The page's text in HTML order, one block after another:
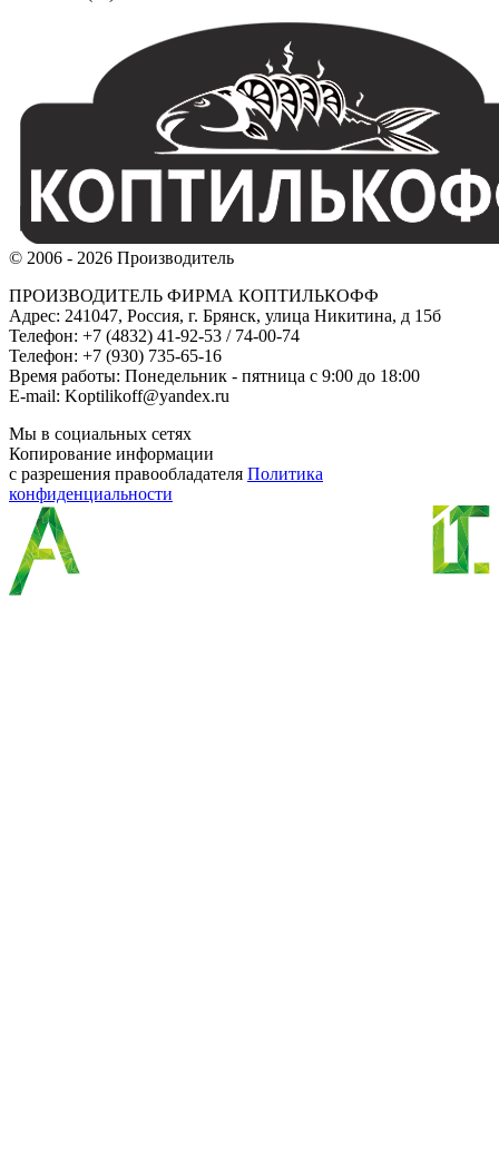
© 2006 - 2026 Производитель
ПРОИЗВОДИТЕЛЬ ФИРМА КОПТИЛЬКОФФ
Адрес: 241047, Россия, г. Брянск, улица Никитина, д 15б
Телефон: +7 (4832) 41-92-53 / 74-00-74
Телефон: +7 (930) 735-65-16
Время работы: Понедельник - пятница с 9:00 до 18:00
E-mail: Koptilikoff@yandex.ru
Мы в социальных сетях
Копирование информации
с разрешения правообладателя Политика
конфиденциальности